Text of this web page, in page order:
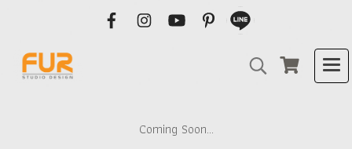
Coming Soon...